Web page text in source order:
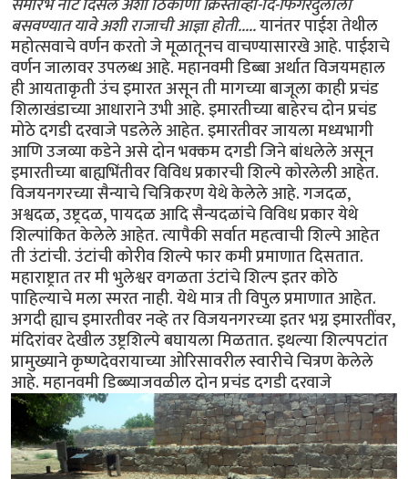
बसवण्यात यावे अशी राजाची आज्ञा होती.....यानंतर पाईश तेथील
महोत्सवाचे वर्णन करतो जे मूळातूनच वाचण्यासारखे आहे. पाईशचे
वर्णन जालावर उपलब्ध आहे. महानवमी डिब्बा अर्थात विजयमहाल
ही आयताकृती उंच इमारत असून ती मागच्या बाजूला काही प्रचंड
शिलाखंडाच्या आधाराने उभी आहे. इमारतीच्या बाहेरच दोन प्रचंड
मोठे दगडी दरवाजे पडलेले आहेत. इमारतीवर जायला मध्यभागी
आणि उजव्या कडेने असे दोन भक्कम दगडी जिने बांधलेले असून
इमारतीच्या बाह्यभिंतीवर विविध प्रकारची शिल्पे कोरलेली आहेत.
विजयनगरच्या सैन्याचे चित्रिकरण येथे केलेले आहे. गजदळ,
अश्वदळ, उष्ट्रदळ, पायदळ आदि सैन्यदळांचे विविध प्रकार येथे
शिल्पांकित केलेले आहेत. त्यापैकी सर्वात महत्वाची शिल्पे आहेत
ती उंटांची. उंटांची कोरीव शिल्पे फार कमी प्रमाणात दिसतात.
महाराष्ट्रात तर मी भुलेश्वर वगळता उंटांचे शिल्प इतर कोठे
पाहिल्याचे मला स्मरत नाही. येथे मात्र ती विपुल प्रमाणात आहेत.
अगदी ह्याच इमारतीवर नव्हे तर विजयनगरच्या इतर भग्न इमारतींवर,
मंदिरांवर देखील उष्ट्रशिल्पे बघायला मिळतात. इथल्या शिल्पपटांत
प्रामुख्याने कृष्णदेवरायाच्या ओरिसावरील स्वारीचे चित्रण केलेले
आहे. महानवमी डिब्ब्याजवळील दोन प्रचंड दगडी दरवाजे